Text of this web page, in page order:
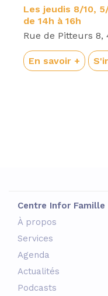
Les jeudis 8/10,
de 14h à 16h
Rue de Pitteurs 8,
En savoir +
Centre Infor Famille
À propos
Services
Agenda
Actualités
Podcasts